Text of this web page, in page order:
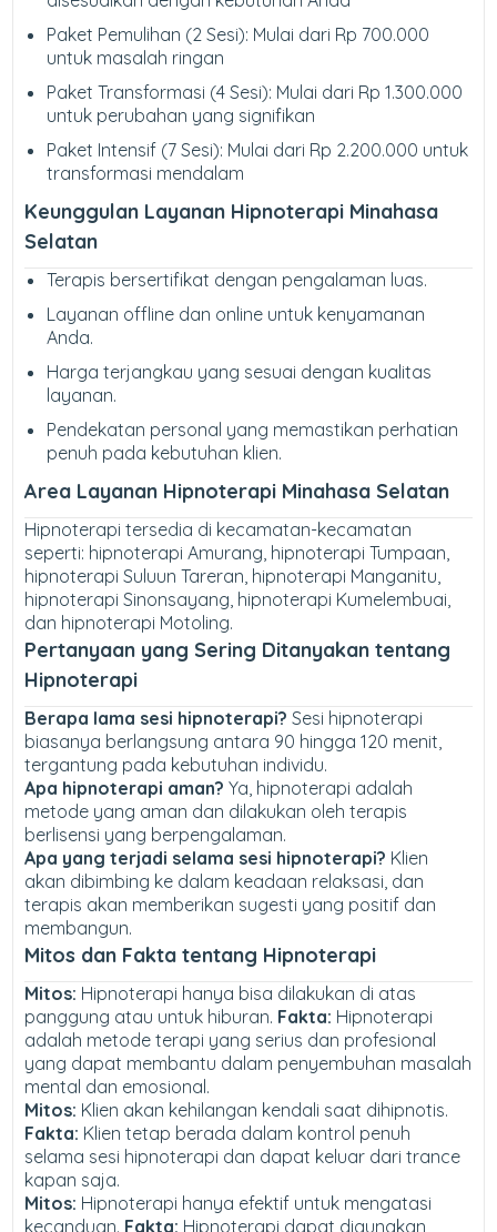
Paket Pemulihan (2 Sesi): Mulai dari Rp 700.000
untuk masalah ringan
Paket Transformasi (4 Sesi): Mulai dari Rp 1.300.000
untuk perubahan yang signifikan
Paket Intensif (7 Sesi): Mulai dari Rp 2.200.000 untuk
transformasi mendalam
Keunggulan Layanan Hipnoterapi Minahasa
Selatan
Terapis bersertifikat dengan pengalaman luas.
Layanan offline dan online untuk kenyamanan
Anda.
Harga terjangkau yang sesuai dengan kualitas
layanan.
Pendekatan personal yang memastikan perhatian
penuh pada kebutuhan klien.
Area Layanan Hipnoterapi Minahasa Selatan
Hipnoterapi tersedia di kecamatan-kecamatan
seperti: hipnoterapi Amurang, hipnoterapi Tumpaan,
hipnoterapi Suluun Tareran, hipnoterapi Manganitu,
hipnoterapi Sinonsayang, hipnoterapi Kumelembuai,
dan hipnoterapi Motoling.
Pertanyaan yang Sering Ditanyakan tentang
Hipnoterapi
Berapa lama sesi hipnoterapi? Sesi hipnoterapi
biasanya berlangsung antara 90 hingga 120 menit,
tergantung pada kebutuhan individu.
Apa hipnoterapi aman? Ya, hipnoterapi adalah
metode yang aman dan dilakukan oleh terapis
berlisensi yang berpengalaman.
Apa yang terjadi selama sesi hipnoterapi? Klien
akan dibimbing ke dalam keadaan relaksasi, dan
terapis akan memberikan sugesti yang positif dan
membangun.
Mitos dan Fakta tentang Hipnoterapi
Mitos: Hipnoterapi hanya bisa dilakukan di atas
panggung atau untuk hiburan. Fakta: Hipnoterapi
adalah metode terapi yang serius dan profesional
yang dapat membantu dalam penyembuhan masalah
mental dan emosional.
Mitos: Klien akan kehilangan kendali saat dihipnotis.
Fakta: Klien tetap berada dalam kontrol penuh
selama sesi hipnoterapi dan dapat keluar dari trance
kapan saja.
Mitos: Hipnoterapi hanya efektif untuk mengatasi
kecanduan. Fakta: Hipnoterapi dapat digunakan